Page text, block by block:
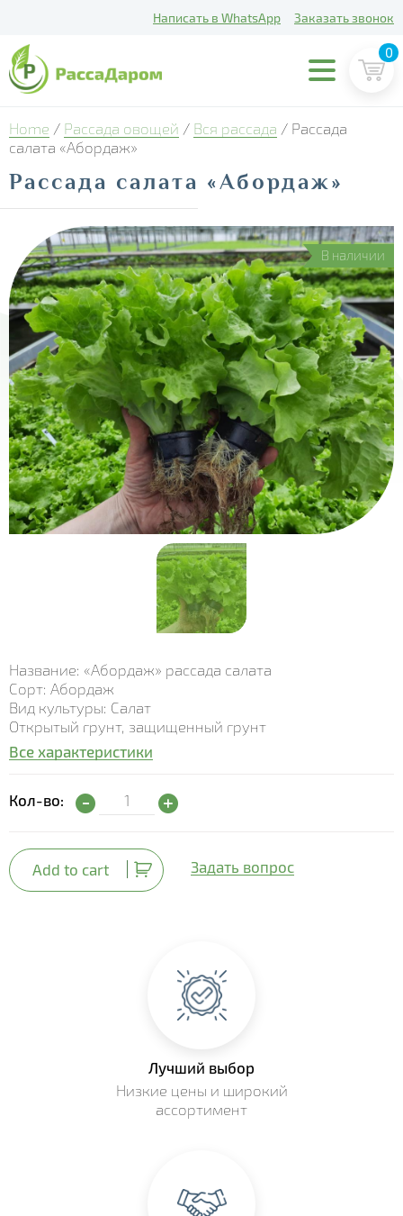
Написать в WhatsApp Заказать звонок
0
Home / Рассада овощей / Вся рассада / Рассада
салата «Абордаж»
Рассада салата «Абордаж»
В наличии
Название: «Абордаж» рассада салата
Сорт: Абордаж
Вид культуры: Салат
Открытый грунт, защищенный грунт
Все характеристики
Кол-во: Рассада салата "Абордаж" quantity
Add to cart Задать вопрос
Лучший выбор
Низкие цены и широкий
ассортимент